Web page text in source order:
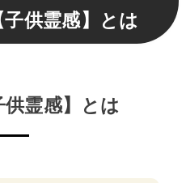
供霊感】とは
霊感】とは